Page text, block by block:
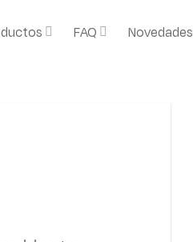
FAQ Novedades